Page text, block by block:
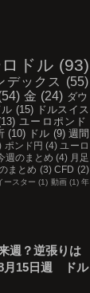
ドル (93)
デックス
(55)
金 (24) ダウ
(15) ドルスイス
ユーロポンド
(10) ドル (9) 週間
ポンド円 (4) ユーロ
週のまとめ (4) 月足
まとめ (3) CFD (2)
ースター (1) 動画 (1) 年
週？逆張りは
月15日週 ドル